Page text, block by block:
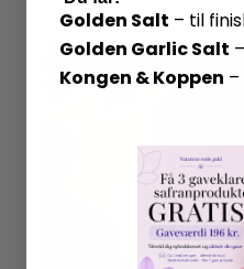
Golden Salt – til
Golden Garlic Salt
Kongen & Koppen